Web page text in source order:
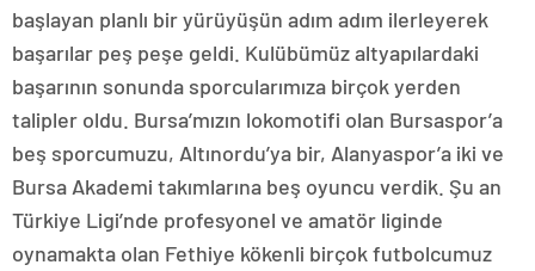
başlayan planlı bir yürüyüşün adım adım ilerleyerek
başarılar peş peşe geldi. Kulübümüz altyapılardaki
başarının sonunda sporcularımıza birçok yerden
talipler oldu. Bursa’mızın lokomotifi olan Bursaspor’a
beş sporcumuzu, Altınordu’ya bir, Alanyaspor’a iki ve
Bursa Akademi takımlarına beş oyuncu verdik. Şu an
Türkiye Ligi’nde profesyonel ve amatör liginde
oynamakta olan Fethiye kökenli birçok futbolcumuz